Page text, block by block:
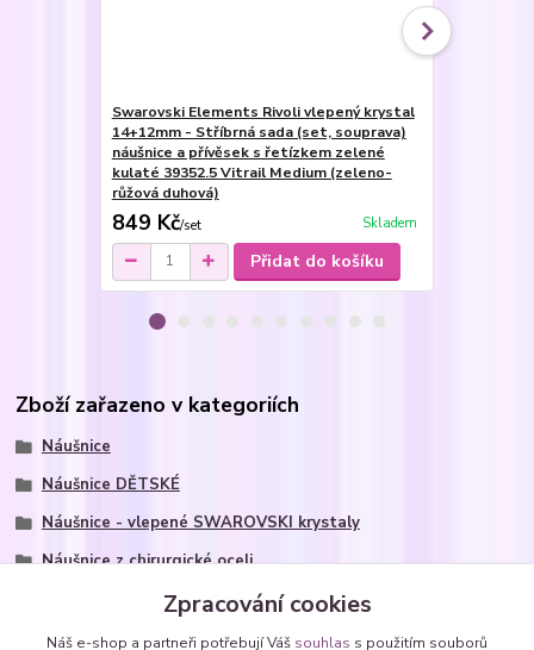
Swarovski Elements Rivoli vlepený krystal
14+12mm - Stříbrná sada (set, souprava)
náušnice a přívěsek s řetízkem zelené
kulaté 39352.5 Vitrail Medium (zeleno-
růžová duhová)
849 Kč/set Skladem
Přidat do košíku
Zboží zařazeno v kategoriích
Náušnice
Náušnice DĚTSKÉ
Náušnice - vlepené SWAROVSKI krystaly
Náušnice z chirurgické oceli
Náušnice s krystaly Swarovski
kolečka - kulaté Rivoli
Zpracování cookies
Náš e-shop a partneři potřebují Váš souhlas s použitím souborů